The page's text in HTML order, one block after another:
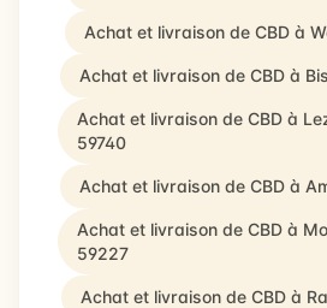
Achat et livraison de CBD à
Achat et livraison de CBD à
Achat et livraison de CBD à
59740
Achat et livraison de CBD à
Achat et livraison de CBD à
59227
Achat et livraison de CBD à